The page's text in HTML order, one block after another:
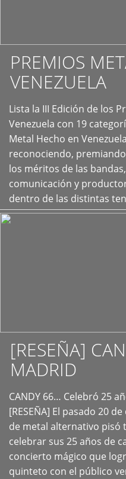
PREMIOS
VENEZUELA
Lista la III Edición de los
Venezuela con 19
Metal Hecho en
reconociendo,
los méritos de las
comunicación y
dentro de las distintas
[RESEÑA]
MADRID
CANDY 66… Celebró 25
[RESEÑA] El pasado 20
de metal alternativo
celebrar sus 25 años de
concierto mágico que
quinteto con el público